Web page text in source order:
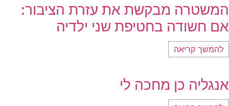
המשטרה מבקשת את עזרת הציבור:
אם חשודה בחטיפת שני ילדיה
להמשך קריאה
אנגליה כן מחכה לי